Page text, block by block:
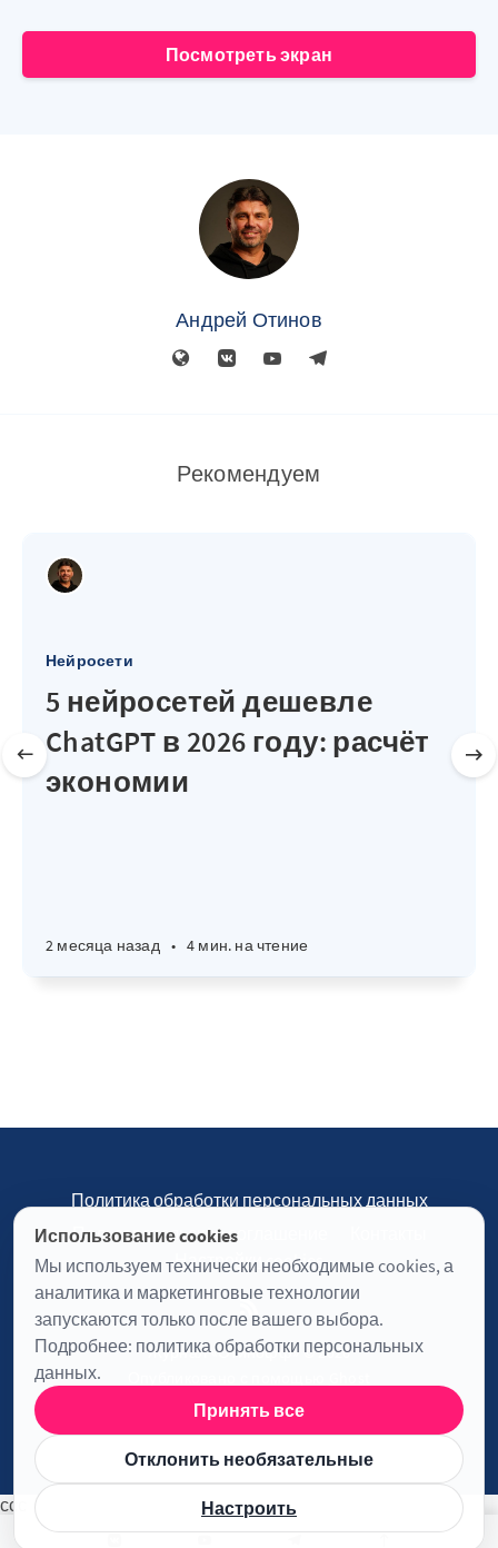
Посмотреть экран
Андрей Отинов
Рекомендуем
Нейросети
5 нейросетей дешевле
ChatGPT в 2026 году: расчёт
экономии
2 месяца назад • 4 мин. на чтение
Использование cookies
Мы используем технически необходимые cookies, а
аналитика и маркетинговые технологии
запускаются только после вашего выбора.
Подробнее: политика обработки персональных
данных.
Принять все
Отклонить необязательные
Настроить
Политика обработки персональных данных
Пользовательское соглашение
Настройки cookies
Журнал «Отинофф» © 2026
Информация о лицензии JavaScript
ссс